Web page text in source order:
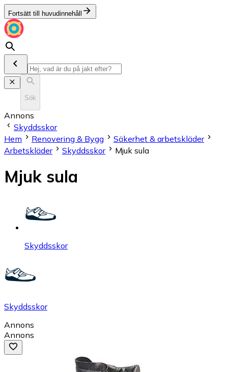
Fortsätt till huvudinnehåll
Sök
Annons
Skyddsskor
Hem
Renovering & Bygg
Säkerhet & arbetskläder
Arbetskläder
Skyddsskor Mjuk sula
Mjuk sula
Skyddsskor
Skyddsskor
Annons
Annons